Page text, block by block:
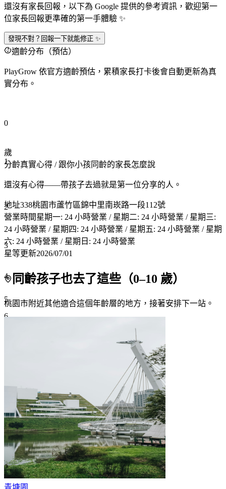
還沒有家長回報，以下為 Google 提供的參考資訊，歡迎第一
位家長回報更準確的第一手體驗 ✨
發現不對？回報一下就能修正 ✨
適齡分布（預估）
PlayGrow 依官方適齡預估，累積家長打卡後會自動更新為真
實分布。
0
1
2
3
4
5
6
歲
分齡真實心得 / 跟你小孩同齡的家長怎麼說
還沒有心得——帶孩子去過就是第一位分享的人。
地址338桃園市蘆竹區錦中里南崁路一段112號
營業時間星期一: 24 小時營業 / 星期二: 24 小時營業 / 星期三:
24 小時營業 / 星期四: 24 小時營業 / 星期五: 24 小時營業 / 星期
六: 24 小時營業 / 星期日: 24 小時營業
星等更新2026/07/01
同齡孩子也去了這些（0–10 歲）
桃園市附近其他適合這個年齡層的地方，接著安排下一站。
青塘園